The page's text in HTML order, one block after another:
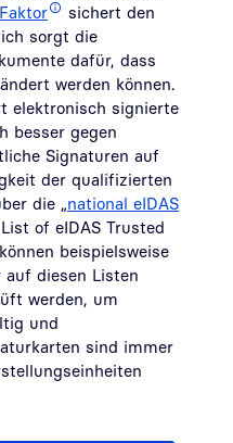
sichert den
sorgt die
dafür, dass
werden können.
elektronisch signierte
besser gegen
Signaturen auf
der qualifizierten
die „national eIDAS
of eIDAS Trusted
beispielsweise
auf diesen Listen
werden, um
und
sind immer